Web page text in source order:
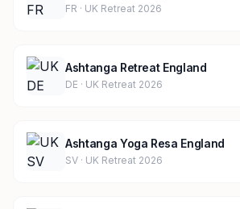
FR · UK Retreat 2026
Ashtanga Retreat England
DE · UK Retreat 2026
Ashtanga Yoga Resa England
SV · UK Retreat 2026